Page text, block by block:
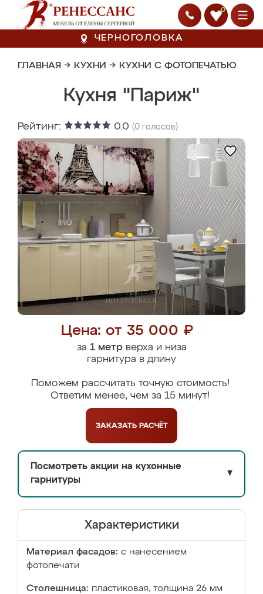
0
ЧЕРНОГОЛОВКА
ГЛАВНАЯ → КУХНИ → КУХНИ С ФОТОПЕЧАТЬЮ
Кухня "Париж"
Рейтинг: 0.0 (0 голосов)
Цена: от 35 000 ₽
за 1 метрверха и низа
гарнитура в длину
Поможем рассчитать точную стоимость!
Ответим менее, чем за 15 минут!
ЗАКАЗАТЬ РАСЧЁТ
Посмотреть акции на кухонные
гарнитуры
▼
Характеристики
Материал фасадов: с нанесением
фотопечати
Столешница: пластиковая, толщина 26 мм